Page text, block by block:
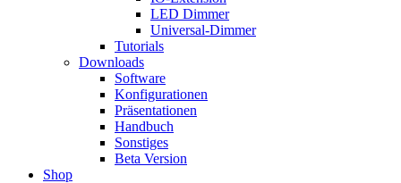
LED Dimmer
Universal-Dimmer
Tutorials
Downloads
Software
Konfigurationen
Präsentationen
Handbuch
Sonstiges
Beta Version
Shop